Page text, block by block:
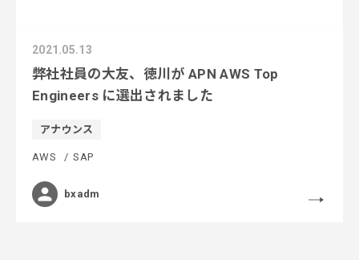
2021.05.13
弊社社員の大友、徳川が APN AWS Top
Engineers に選出されました
アナウンス
AWS SAP
bxadm